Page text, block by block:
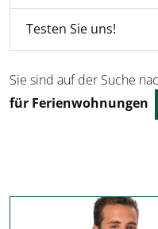
Testen Sie uns!
Sie sind auf der Suche
für Ferienwohnungen